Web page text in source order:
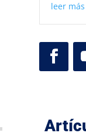
leer más